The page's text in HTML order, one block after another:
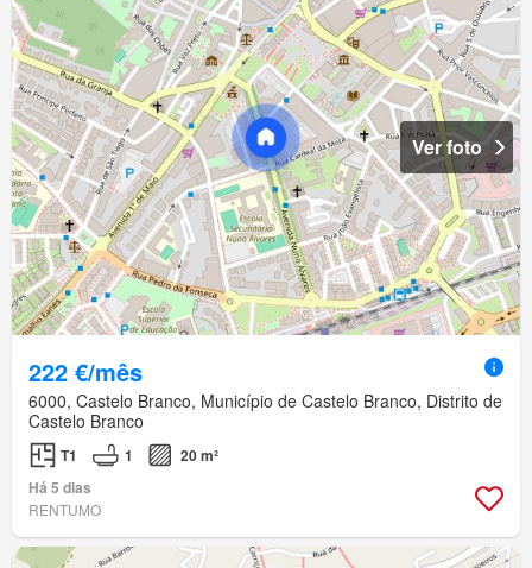
Ver foto
222 €/mês
6000, Castelo Branco, Município de Castelo Branco, Distrito de
Castelo Branco
T1 1
20 m²
Há 5 dias
RENTUMO